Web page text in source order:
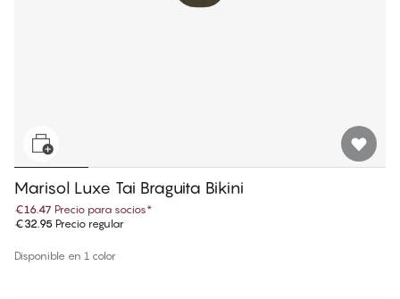
Marisol Luxe Tai Braguita Bikini
€16.47 Precio para socios*
€32.95 Precio regular
Disponible en 1 color